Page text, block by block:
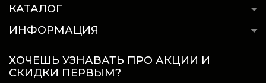
КАТАЛОГ
ИНФОРМАЦИЯ
ХОЧЕШЬ УЗНАВАТЬ ПРО АКЦИИ И
СКИДКИ ПЕРВЫМ?